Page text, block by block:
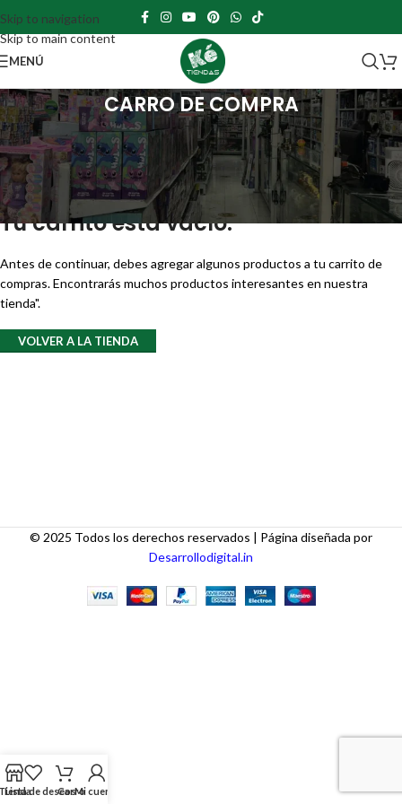
Skip to navigation
Skip to main content
MENÚ
CARRO DE COMPRA
Tu carrito está vacío.
Antes de continuar, debes agregar algunos productos a tu carrito de
compras. Encontrarás muchos productos interesantes en nuestra
tienda".
VOLVER A LA TIENDA
© 2025 Todos los derechos reservados | Página diseñada por
Desarrollodigital.in
Lista de deseos
CarroMi cuenta